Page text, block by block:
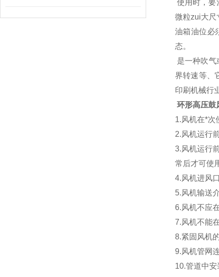
使用时，要
微粒zui大尺
油箱油位必
态。
是一种吹气
界转速等、
印刷机械行
环形高压鼓
1.风机在*次
2.风机运行
3.风机运行
常后才可使
4.风机进风
5.风机输送
6.风机不应
7.风机不能
8.紧固风机
9.风机管网
10.管道中